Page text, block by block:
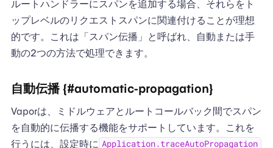
ルートハンドラーにスパンを追加する場合、それらをト
ップレベルのリクエストスパンに関連付けることが理想
的です。これは「スパン伝播」と呼ばれ、自動または手
動の2つの方法で処理できます。
自動伝播 {#automatic-propagation}
Vaporは、ミドルウェアとルートコールバック間でスパン
を自動的に伝播する機能をサポートしています。これを
行うには、設定時に Application.traceAutoPropagation